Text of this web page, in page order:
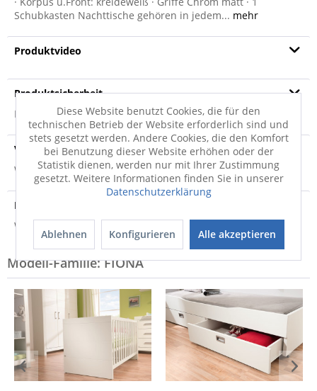
Schubkasten Nachttische gehören in jedem... mehr
Produktvideo
Produktsicherheit
Produktsicherheit
Versandinfo
Weitere Informationen zum Versand...
Hersteller
Weitere Informationen zum Hersteller...
Modell-Familie: FIONA
Diese Website benutzt Cookies, die für den
technischen Betrieb der Website erforderlich sind und
stets gesetzt werden. Andere Cookies, die den Komfort
bei Benutzung dieser Website erhöhen oder der
Statistik dienen, werden nur mit Ihrer Zustimmung
gesetzt. Weitere Informationen finden Sie in unserer
Datenschutzerklärung
Ablehnen Konfigurieren Alle akzeptieren